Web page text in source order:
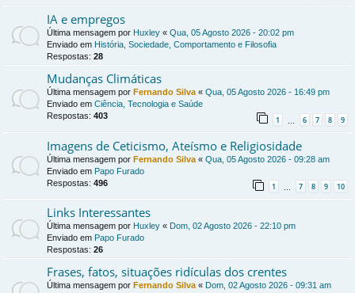
IA e empregos
Última mensagem por Huxley « Qua, 05 Agosto 2026 - 20:02 pm
Enviado em História, Sociedade, Comportamento e Filosofia
Respostas: 28
Mudanças Climáticas
Última mensagem por Fernando Silva« Qua, 05 Agosto 2026 - 16:49 pm
Enviado em Ciência, Tecnologia e Saúde
Respostas: 403 1 6 7 8 9
Imagens de Ceticismo, Ateísmo e Religiosidade
Última mensagem por Fernando Silva « Qua, 05 Agosto 2026 - 09:28 am
Enviado em Papo Furado
Respostas: 496 1 7 8 9 10
Links Interessantes
Última mensagem por Huxley « Dom, 02 Agosto 2026 - 22:10 pm
Enviado em Papo Furado
Respostas: 26
Frases, fatos, situações ridículas dos crentes
Última mensagem por Fernando Silva « Dom, 02 Agosto 2026 - 09:31 am